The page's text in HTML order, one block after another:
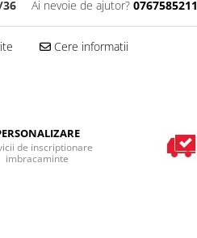
36 Ai nevoie de ajutor? 0767585211
Cere informatii
de inscriptionare
imbracaminte